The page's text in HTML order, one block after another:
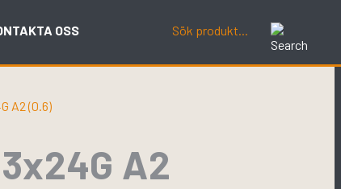
OSS
A2 (0.6)
A2